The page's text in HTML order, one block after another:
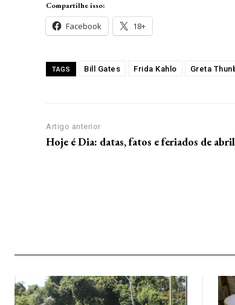
Compartilhe isso:
Facebook 18+
TAGS Bill Gates Frida Kahlo Greta
Artigo anterior
Hoje é Dia: datas, fatos e feriados de